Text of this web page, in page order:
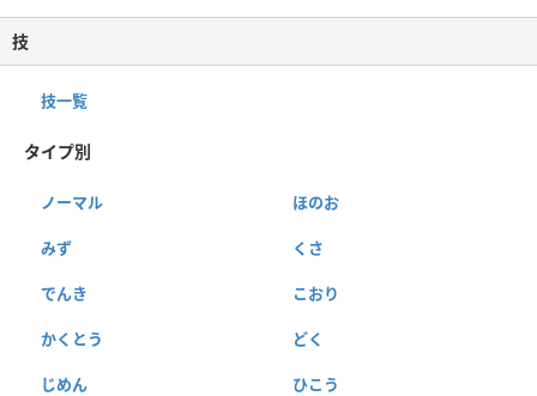
技
技一覧
タイプ別
ノーマル ほのお
みず くさ
でんき こおり
かくとう どく
じめん ひこう